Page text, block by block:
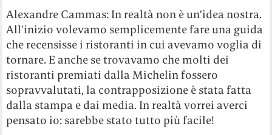
Alexandre Cammas: In realtà non è un’idea nostra.
All’inizio volevamo semplicemente fare una guida
che recensisse i ristoranti in cui avevamo voglia di
tornare. E anche se trovavamo che molti dei
ristoranti premiati dalla Michelin fossero
sopravvalutati, la contrapposizione è stata fatta
dalla stampa e dai media. In realtà vorrei averci
pensato io: sarebbe stato tutto più facile!